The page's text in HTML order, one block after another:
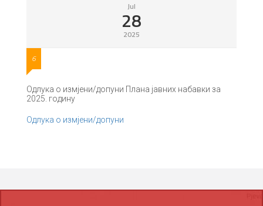
Jul
28
2025
6
Одлука о измјени/допуни Плана јавних набавки за
2025. годину
Одлука о измјени/допуни